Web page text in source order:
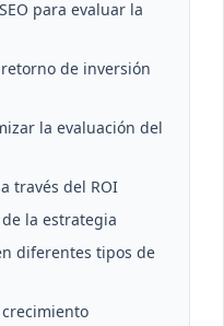
para evaluar la
de inversión
la evaluación del
través del ROI
la estrategia
diferentes tipos de